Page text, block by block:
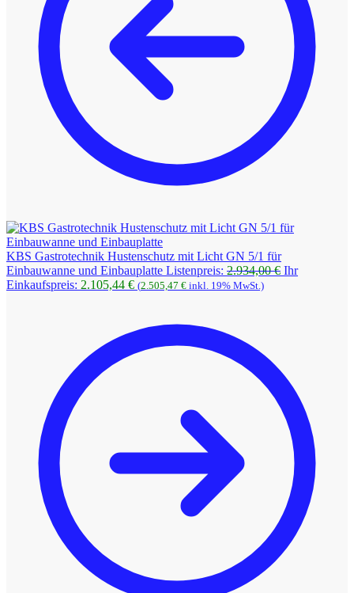
KBS Gastrotechnik Hustenschutz mit Licht GN 5/1 für
Einbauwanne und Einbauplatte Listenpreis: 2.934,00€ Ihr
Einkaufspreis: 2.105,44 €Aktueller
2.105,44 €.
(2.505,47 € inkl. 19% MwSt.)